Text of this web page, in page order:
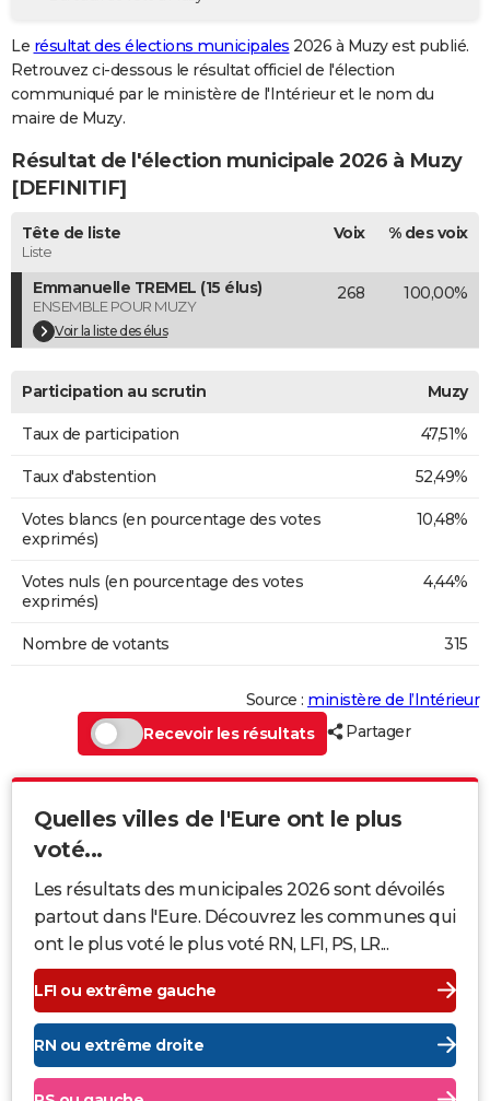
GUIDES D'ACHAT
BONS PLANS
CARTE DE VOEUX
Carte de Noël
Carte Bonne année
Carte Saint-Valentin
Carte Pâques
Carte d'anniversaire
DICTIONNAIRE
Dictionnaire
Biographies
Citations
Expressions
Proverbes
PROGRAMME TV
COPAINS D'AVANT
S'inscrire
Se connecter
Lycées
Collèges
Primaires
Universités
Entreprises
Service militaire
Avis de recherche
AVIS DE DÉCÈS
FORUM
Le résultat des élections municipales 2026 à Muzy est publié.
Retrouvez ci-dessous le résultat officiel de l'élection
communiqué par le ministère de l'Intérieur et le nom du
maire de Muzy.
Résultat de l'élection municipale 2026 à Muzy
[DEFINITIF]
Tête de liste
Liste
Voix % des voix
Emmanuelle TREMEL (15 élus)
ENSEMBLE POUR MUZY
Voir la liste des élus
268 100,00%
Participation au scrutin Muzy
Taux de participation 47,51%
Taux d'abstention 52,49%
Votes blancs (en pourcentage des votes
exprimés)
10,48%
Votes nuls (en pourcentage des votes
exprimés)
4,44%
Nombre de votants 315
Source : ministère de l’Intérieur
Recevoir les résultats
Partager
Quelles villes de l'Eure ont le plus
voté...
Les résultats des municipales 2026 sont dévoilés
partout dans l'Eure. Découvrez les communes qui
ont le plus voté le plus voté RN, LFI, PS, LR...
LFI ou extrême gauche
RN ou extrême droite